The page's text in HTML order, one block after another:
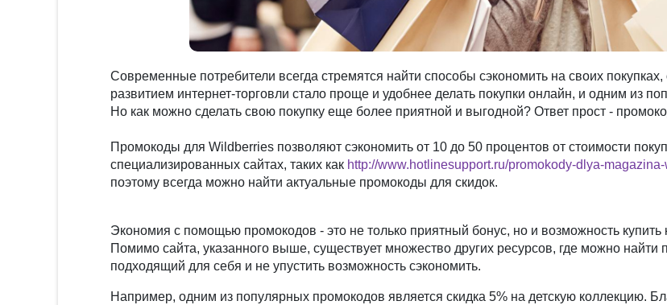
Современные потребители всегда стремятся найти способы сэкономить на своих
развитием интернет-торговли стало проще и удобнее делать покупки онлайн, и одним из
Но как можно сделать свою покупку еще более приятной и выгодной? Ответ прост -
Промокоды для Wildberries позволяют сэкономить от 10 до 50 процентов от стоимости
специализированных сайтах, таких как http://www.hotlinesupport.ru/promokody-dlya-
поэтому всегда можно найти актуальные промокоды для скидок.
Экономия с помощью промокодов - это не только приятный бонус, но и возможность
Помимо сайта, указанного выше, существует множество других ресурсов, где можно
подходящий для себя и не упустить возможность сэкономить.
Например, одним из популярных промокодов является скидка 5% на детскую коллекцию.